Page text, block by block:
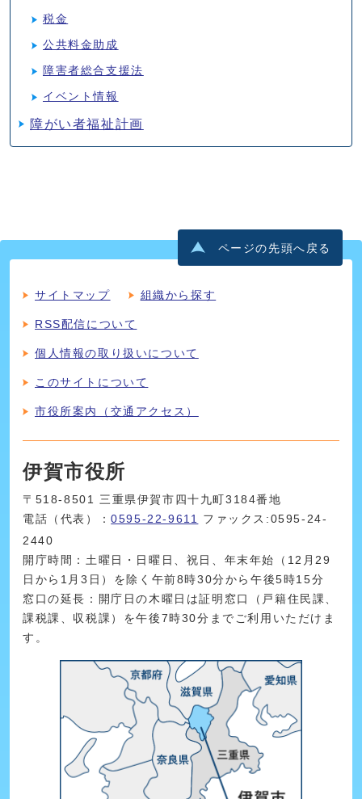
税金
公共料金助成
障害者総合支援法
イベント情報
障がい者福祉計画
ページの先頭へ戻る
サイトマップ 組織から探す
RSS配信について
個人情報の取り扱いについて
このサイトについて
市役所案内（交通アクセス）
伊賀市役所
〒518-8501 三重県伊賀市四十九町3184番地
電話（代表）：0595-22-9611
ファックス:0595-24-
2440
開庁時間：土曜日・日曜日、祝日、年末年始（12月29
日から1月3日）を除く午前8時30分から午後5時15分
窓口の延長：開庁日の木曜日は証明窓口（戸籍住民課、
課税課、収税課）を午後7時30分までご利用いただけま
す。